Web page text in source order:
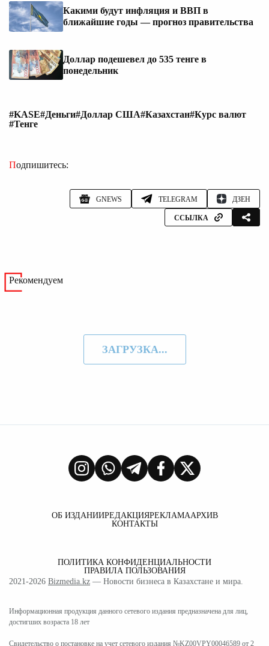
Какими будут инфляция и ВВП в
ближайшие годы — прогноз правительства
Доллар подешевел до 535 тенге в
понедельник
#KASE#Деньги#Доллар США#Казахстан#Курс валют
#Тенге
Подпишитесь:
GNEWS TELEGRAM ДЗЕН
ССЫЛКА
Рекомендуем
ЗАГРУЗКА...
ОБ ИЗДАНИИРЕДАКЦИЯРЕКЛАМААРХИВ
КОНТАКТЫ
ПОЛИТИКА КОНФИДЕНЦИАЛЬНОСТИ
ПРАВИЛА ПОЛЬЗОВАНИЯ
2021-2026 Bizmedia.kz — Новости бизнеса в Казахстане и мира.
Информационная продукция данного сетевого издания предназначена для лиц,
достигших возраста 18 лет
Свидетельство о постановке на учет сетевого издания №KZ00VPY00046589 от 2